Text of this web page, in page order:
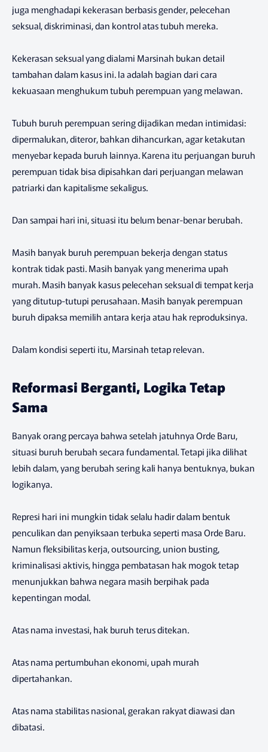
juga menghadapi kekerasan berbasis gender, pelecehan
seksual, diskriminasi, dan kontrol atas tubuh mereka.
Kekerasan seksual yang dialami Marsinah bukan detail
tambahan dalam kasus ini. Ia adalah bagian dari cara
kekuasaan menghukum tubuh perempuan yang melawan.
Tubuh buruh perempuan sering dijadikan medan intimidasi:
dipermalukan, diteror, bahkan dihancurkan, agar ketakutan
menyebar kepada buruh lainnya. Karena itu perjuangan buruh
perempuan tidak bisa dipisahkan dari perjuangan melawan
patriarki dan kapitalisme sekaligus.
Dan sampai hari ini, situasi itu belum benar-benar berubah.
Masih banyak buruh perempuan bekerja dengan status
kontrak tidak pasti. Masih banyak yang menerima upah
murah. Masih banyak kasus pelecehan seksual di tempat kerja
yang ditutup-tutupi perusahaan. Masih banyak perempuan
buruh dipaksa memilih antara kerja atau hak reproduksinya.
Dalam kondisi seperti itu, Marsinah tetap relevan.
Reformasi Berganti, Logika Tetap
Sama
Banyak orang percaya bahwa setelah jatuhnya Orde Baru,
situasi buruh berubah secara fundamental. Tetapi jika dilihat
lebih dalam, yang berubah sering kali hanya bentuknya, bukan
logikanya.
Represi hari ini mungkin tidak selalu hadir dalam bentuk
penculikan dan penyiksaan terbuka seperti masa Orde Baru.
Namun fleksibilitas kerja, outsourcing, union busting,
kriminalisasi aktivis, hingga pembatasan hak mogok tetap
menunjukkan bahwa negara masih berpihak pada
kepentingan modal.
Atas nama investasi, hak buruh terus ditekan.
Atas nama pertumbuhan ekonomi, upah murah
dipertahankan.
Atas nama stabilitas nasional, gerakan rakyat diawasi dan
dibatasi.